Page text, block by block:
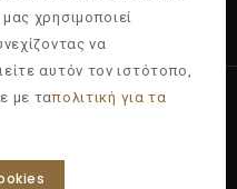
- Επώνυμα προϊόντα -
by
χρησιμοποιεί
να
αυτόν τον ιστότοπο,
με ταπολιτική για τα